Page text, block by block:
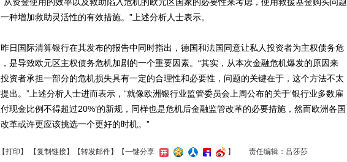
种增加救助灵活性的有效措施。”上述分析人士表示。
国际清算银行在其发布的报告中同时指出，德国和法国同意让私人投资者为主权债务危
是导致欧元区主权债务危机加剧的一个重要因素。“其实，从本次金融危机爆发的原因来
资者承担一部分的危机损失具有一定的合理性和必要性，问题的关键在于，这个方法不太
出。”上述分析人士进而表示，“就像欧洲银行业监管委员会上周公布的关于‘银行业多数雇
现金比例不得超过20%’的新规，同样也是危机后金融监管改革的必要措施，然而欧洲各国
革或许更应该挑选一个更好的时机。”
【打印 】 【复制链接】【转发邮件】 【一键分享 】 责任编辑：吕莎莎